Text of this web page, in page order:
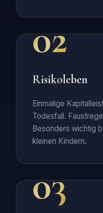
02
Risikoleben
Einmalige
Todesfall.
Besonders wichtig
kleinen Kindern.
03